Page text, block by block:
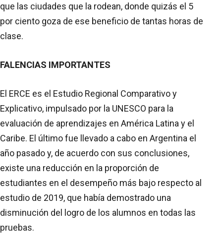
que las ciudades que la rodean, donde quizás el 5
por ciento goza de ese beneficio de tantas horas de
clase.
FALENCIAS IMPORTANTES
El ERCE es el Estudio Regional Comparativo y
Explicativo, impulsado por la UNESCO para la
evaluación de aprendizajes en América Latina y el
Caribe. El último fue llevado a cabo en Argentina el
año pasado y, de acuerdo con sus conclusiones,
existe una reducción en la proporción de
estudiantes en el desempeño más bajo respecto al
estudio de 2019, que había demostrado una
disminución del logro de los alumnos en todas las
pruebas.